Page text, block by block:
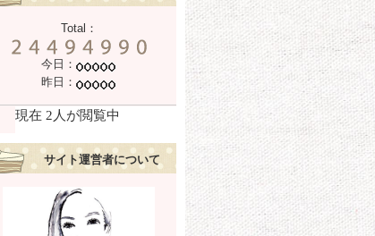
Total：
今日：
昨日：
サイト運営者について